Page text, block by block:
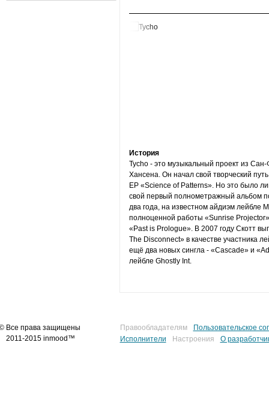
История
Tycho - это музыкальный проект из
Хансена. Он начал свой творческий
EP «Science of Patterns». Но это было
свой первый полнометражный альбом
два года, на известном айдиэм лейбле
полноценной работы «Sunrise
«Past is Prologue». В 2007 году Скотт
The Disconnect» в качестве участника
eщё два новых сингла - «Cascade» и
лейбле Ghostly Int.
Все права защищены
2011-2015 inmood™
Правообладателям
Пользовательское
Исполнители
Настроения О